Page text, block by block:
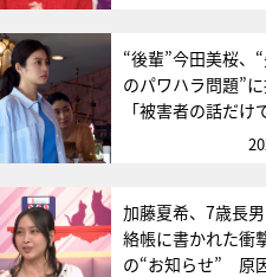
“後輩”今田美桜、
のパワハラ問題”
「被害者の話だ
加藤夏希、7歳長
絡帳に書かれた衝
の“お知らせ” 原